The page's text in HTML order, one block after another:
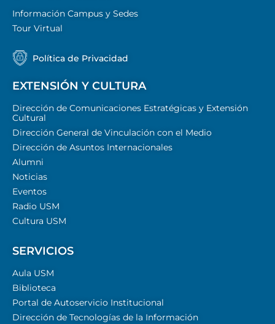
Información Campus y Sedes
Tour Virtual
Política de Privacidad
EXTENSIÓN Y CULTURA
Dirección de Comunicaciones Estratégicas y Extensión
Cultural
Dirección General de Vinculación con el Medio
Dirección de Asuntos Internacionales
Alumni
Noticias
Eventos
Radio USM
Cultura USM
SERVICIOS
Aula USM
Biblioteca
Portal de Autoservicio Institucional
Dirección de Tecnologías de la Información